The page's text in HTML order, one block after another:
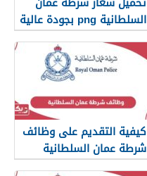
السلطانية png بجودة عالية
2025
كيفية التقديم على وظائف
شرطة عمان السلطانية
2026